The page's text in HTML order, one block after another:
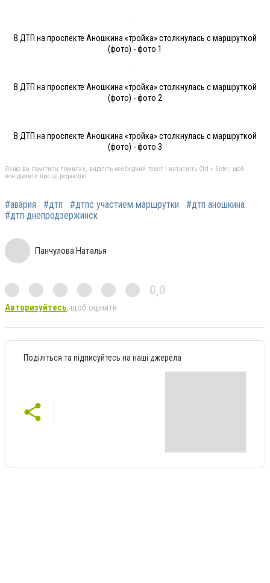
В ДТП на проспекте Аношкина «тройка» столкнулась с маршруткой
(фото) - фото 1
В ДТП на проспекте Аношкина «тройка» столкнулась с маршруткой
(фото) - фото 2
В ДТП на проспекте Аношкина «тройка» столкнулась с маршруткой
(фото) - фото 3
Якщо ви помітили помилку, виділіть необхідний текст і натисніть Ctrl + Enter, щоб
повідомити про це редакцію
#авария #дтп #дтпс участием маршрутки
#дтп аношкина
#дтп днепродзержинск
Панчулова Наталья
0,0
Авторизуйтесь, щоб оцінити
Поділіться та підписуйтесь на наші джерела